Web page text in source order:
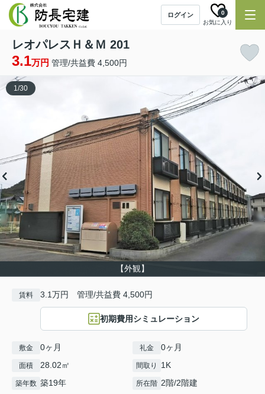
ログイン
お気に入り
0
レオパレスＨ＆Ｍ 201
3.1万円 管理/共益費 4,500円
【外観】
1/30
賃料 3.1万円 管理/共益費 4,500円
初期費用シミュレーション
敷金 0ヶ月 礼金 0ヶ月
面積 28.02㎡ 間取り 1K
築年数 築19年 所在階 2階/2階建